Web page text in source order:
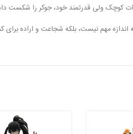
کوچک ولی قدرتمند خود، جوکر را شکست
اندازه مهم نیست، بلکه شجاعت و اراده